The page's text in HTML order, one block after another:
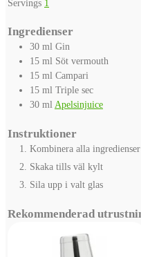
Servings 1
Ingredienser
30 ml Gin
15 ml Söt vermouth
15 ml Campari
15 ml Triple sec
30 mlApelsinjuice
Instruktioner
Kombinera alla
Skaka tills väl kylt
Sila upp i valt glas
Rekommenderad